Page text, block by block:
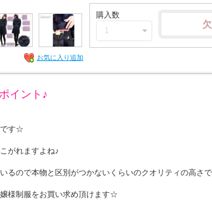
お気に入り追加
購入数
イント♪
です☆
がれますよね♪
るので本物と区別がつかないくらいのクオリティの高さ
様制服をお買い求め頂けます☆